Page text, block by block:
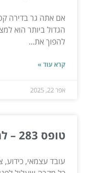
אם אתה גר בדירה
הגדול ביותר הוא
להפוך את...
קרא עוד »
אפר 22, 2025
טופס 283 – למה הוא משמש?
עובד עצמאי, כידוע,